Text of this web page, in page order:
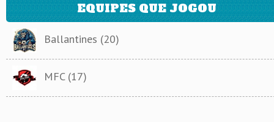
EQUIPES QUE JOGOU
Ballantines (20)
MFC (17)